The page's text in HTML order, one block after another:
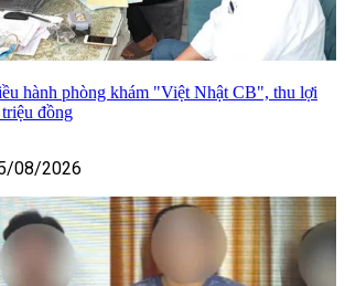
hành phòng khám "Việt Nhật CB", thu lợi
đồng
08/2026